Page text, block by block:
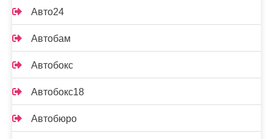
Авто24
Автобам
Автобокс
Автобокс18
Автобюро